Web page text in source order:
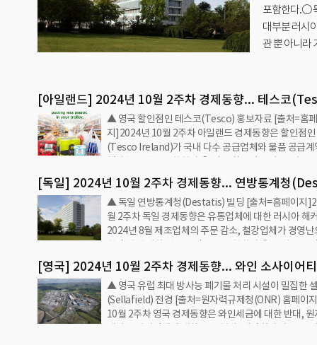
포함한다.○
대부분 러시
관 뿐 아니라
[아일랜드] 2024년 10월 2주차 경제동향... 테스코
Ireland), 국내 공급업체와 다년간 €2억 유로 상당의 납
체결
▲ 영국 할인점인 테스코(Tesco) 홍보자료 [출처=홈
지]2024년 10월 2주차 아일랜드 경제동향은 할인점
(Tesco Ireland)가 국내 다수 공급업체와 물품 공급계
했다는 소식을 포함한다.○ 영국 할인점인 테스코
Ireland)는 국내 공급업체와 다년간 €2억 유로 상당의
체결했다고 밝혔다. 낙농조합인 아우리보(Aurivo)와
의 우유, 버터, 밀크쉐이크의 공급계약을 포함하며 가
유로에 달한다.아우보리 협동조합은 14개 지역의
농장이 가입돼 있으며 100% 자체 생산한 우유를 공급
주요 업체는 Iri…
[독일] 2024년 10월 2주차 경제동향... 연방통계청
2024년 8월 제조업체로의 주문이 전년 동월 대비 5.8%
▲ 독일 연방통계청(Destatis) 빌딩 [출처=홈페이지
월 2주차 독일 경제동향은 유통업체에 대한 러시아 해
2024년 8월 제조업체의 주문 감소, 철강업체가 경영난
철강 생산 계획 전면 수정 등을 포함한다.○ 독일 유통
르츠그룹(Schwarz Group)은 1일 35만회의 해킹 공
다고 밝혔다. 대부분 러시아로부터 공격이며 2022년
전쟁 이전에 비해 10배 이상 증가했다.러시아 해커는
아니라 기업도 공격 대상으로 삼는다. 슈바르츠그룹은
체인 서비스나우(ServiceNow)와 함께 사이버 공격을
[영국] 2024년 10월 2주차 경제동향... 와인 소사이어
Society), 2025년 2월 와인 세금의 변경에 대해 반대
▲ 영국 유럽 최대 방사능 폐기물 처리 시설이 밀집한
(Sellafield) 전경 [출처=원자력규제청(ONR) 홈페이
10월 2주차 영국 경제동향은 와인세금에 대한 반대,
폐기물 관리업체에 대한 벌금 부과, 제약회사의 벌금,